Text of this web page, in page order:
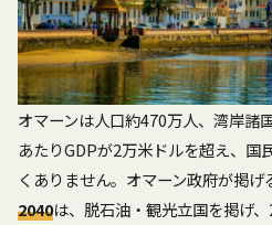
オマーンは人口約470万人、湾岸諸
あたりGDPが2万米ドルを超え、国
くありません。オマーン政府が掲げ
2040は、脱石油・観光立国を掲げ